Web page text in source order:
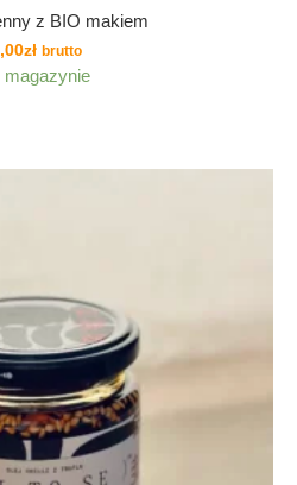
z BIO makiem
zł brutto
magazynie